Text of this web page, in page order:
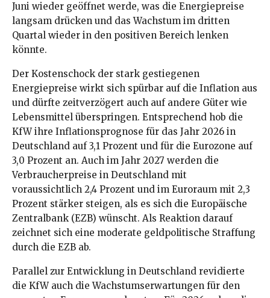
Juni wieder geöffnet werde, was die Energiepreise
langsam drücken und das Wachstum im dritten
Quartal wieder in den positiven Bereich lenken
könnte.
Der Kostenschock der stark gestiegenen
Energiepreise wirkt sich spürbar auf die Inflation aus
und dürfte zeitverzögert auch auf andere Güter wie
Lebensmittel überspringen. Entsprechend hob die
KfW ihre Inflationsprognose für das Jahr 2026 in
Deutschland auf 3,1 Prozent und für die Eurozone auf
3,0 Prozent an. Auch im Jahr 2027 werden die
Verbraucherpreise in Deutschland mit
voraussichtlich 2,4 Prozent und im Euroraum mit 2,3
Prozent stärker steigen, als es sich die Europäische
Zentralbank (EZB) wünscht. Als Reaktion darauf
zeichnet sich eine moderate geldpolitische Straffung
durch die EZB ab.
Parallel zur Entwicklung in Deutschland revidierte
die KfW auch die Wachstumserwartungen für den